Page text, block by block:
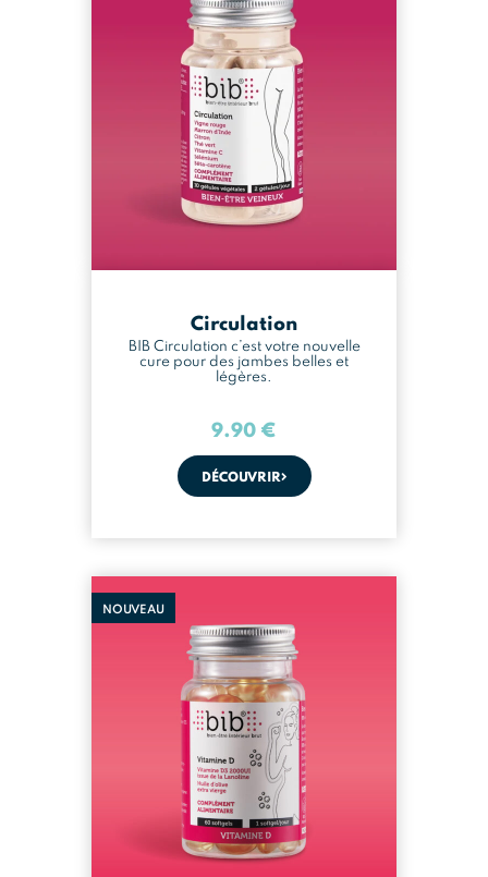
Circulation
BIB Circulation c’est votre nouvelle
cure pour des jambes belles et
légères.
9.90 €
DÉCOUVRIR
NOUVEAU